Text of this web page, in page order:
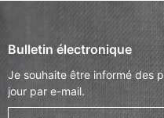
Bulletin électronique
Je souhaite être informé des
jour par e-mail.